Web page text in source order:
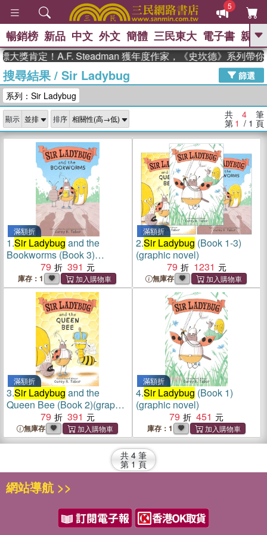
5
GO
熱搜： 高希均教授回憶錄
、 The Odyssey 、 父親節 、 如果歷
獎 臺灣漫遊錄 、 方念華 、 台灣的李
登輝時代
數學女孩：黎曼猜想 、
偉大的迷走神經
暢銷榜 新品 中文 外文 簡體 三民東大 電子書 親子
獎肯定！A.F. Steadman 獲年度作家，《史坎德》系列帶你
搜尋結果/ Sir Ladybug
篩選
系列：Sir Ladybug
顯示 排序 共 4 筆
第 1 / 1 頁
滿額折
1.Sir Ladybug and the
Bookworms (Book 3)
(graphic novel)
79 391
庫存：1
滿額折
2.Sir Ladybug (Book 1-3)
(graphic novel)
79
1231
無庫存
滿額折
3.Sir Ladybug and the
Queen Bee (Book 2)(graphic
79 391
無庫存
滿額折
4.Sir Ladybug (Book 1)
(graphic novel)
79
451
庫存：1
共 4 筆
第 1 頁
網站導航 >>